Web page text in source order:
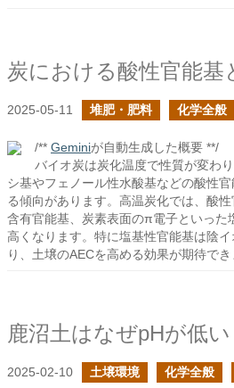
2025-05-11 堆肥・肥料 化学全般
/** Geminiが自動生成した概要 **/
バイオ炭は炭化温度で性質が変わ
シ基やフェノール性水酸基などの酸性
る傾向があります。高温炭化では、酸
含有官能基、炭素表面のπ電子といった
高くなります。特に塩基性官能基は陰
り、土壌のAECを高める効果が期待でき
鹿沼土はなぜpHが低い
2025-02-10 土壌環境 化学全般